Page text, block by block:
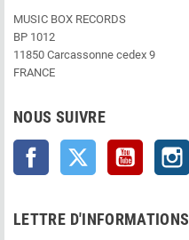
MUSIC BOX RECORDS
BP 1012
11850 Carcassonne cedex 9
FRANCE
NOUS SUIVRE
Facebook Twitter YouTube
LETTRE D'INFORMATIONS